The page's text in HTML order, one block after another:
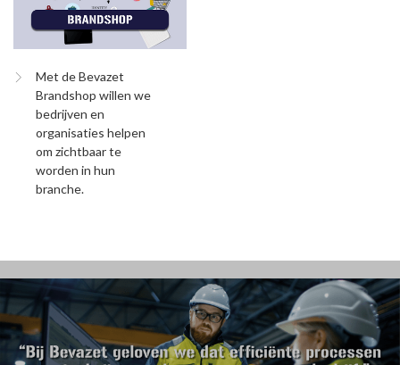
Met de Bevazet
Brandshop willen we
bedrijven en
organisaties helpen
om zichtbaar te
worden in hun
branche.